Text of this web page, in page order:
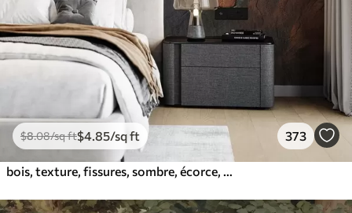
$8.08/sq ft$4 .85/sq ft 373